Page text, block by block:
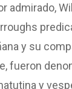
admirado,
y su
fueron
y